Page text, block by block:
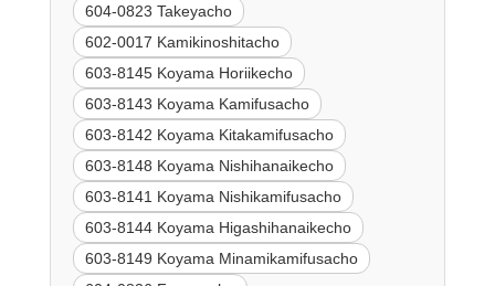
604-0823 Takeyacho
602-0017 Kamikinoshitacho
603-8145 Koyama Horiikecho
603-8143 Koyama Kamifusacho
603-8142 Koyama Kitakamifusacho
603-8148 Koyama Nishihanaikecho
603-8141 Koyama Nishikamifusacho
603-8144 Koyama Higashihanaikecho
603-8149 Koyama Minamikamifusacho